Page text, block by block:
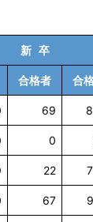
新 卒
合格者 合
69
0
22
67